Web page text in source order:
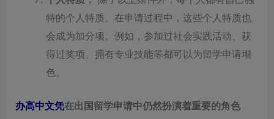
特的个人特质。在申请过程中，这些个人特质也
会成为加分项。例如，参加过社会实践活动、获
得过奖项、拥有专业技能等都可以为留学申请增
色。
办高中文凭在出国留学申请中仍然扮演着重要的角色